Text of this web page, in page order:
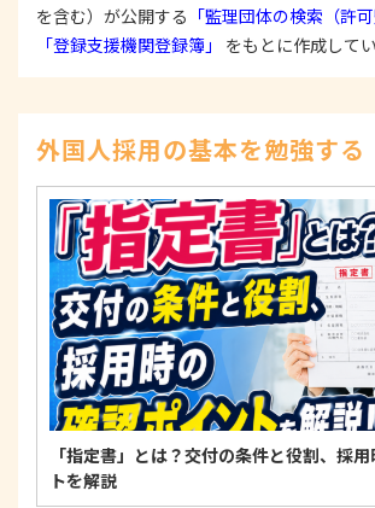
3. 苦情および相談等に対する適正な対
本人からの苦情および相談があった場合
示、訂正、削除、または利用もしくは
を求められたときは、適法かつ遅滞なく
4. 法令・指針・規範の遵守について
適正な個人情報保護の実現のため、個
いに関する法令、国が定める指針およ
範を遵守します。
個人情報に関するお問い合わせ窓口
〒125-0061東京都葛飾区亀有3-21-11
TEL：0120-550-580
株式会社 アルフォース･ワン 個人情報
を含む）が公開する 「監理団体の検索（許
「登録支援機関登録簿」
をもとに作成してい
外国人採用の基本を勉強する
「指定書」とは？交付の条件と役割、採
トを解説